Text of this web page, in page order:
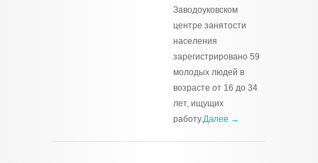
Заводоуковском
центре занятости
населения
зарегистрировано 59
молодых людей в
возрасте от 16 до 34
лет, ищущих
работу.Далее →